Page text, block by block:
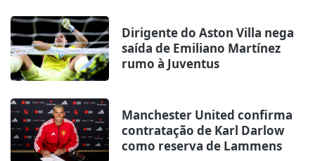
Dirigente do Aston Villa nega
saída de Emiliano Martínez
rumo à Juventus
Manchester United confirma
contratação de Karl Darlow
como reserva de Lammens